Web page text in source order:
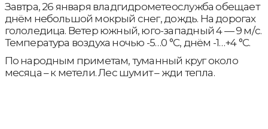
Завтра, 26 января владгидрометеослужба обещает
днём небольшой мокрый снег, дождь. На дорогах
гололедица. Ветер южный, юго-западный 4 — 9 м/с.
Температура воздуха ночью -5…0 °С, днём -1…+4 °С.
По народным приметам, туманный круг около
месяца – к метели. Лес шумит – жди тепла.